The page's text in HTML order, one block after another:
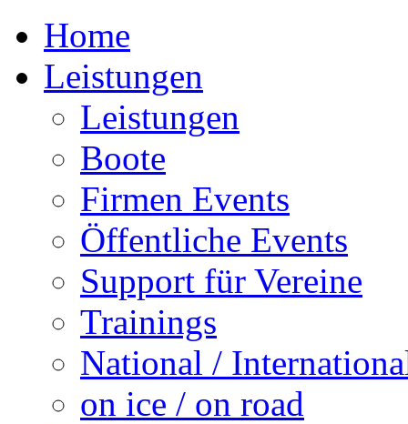
Home
Leistungen
Leistungen
Boote
Firmen Events
Öffentliche Events
Support für Vereine
Trainings
National /
on ice / on road